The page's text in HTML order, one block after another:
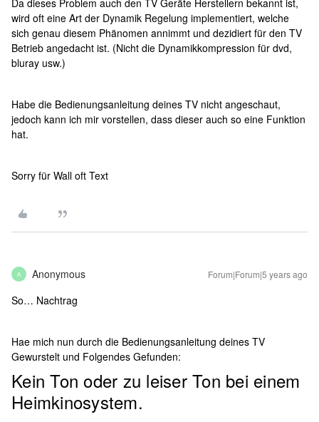
Da dieses Problem auch den TV Geräte Herstellern bekannt ist,
wird oft eine Art der Dynamik Regelung implementiert, welche
sich genau diesem Phänomen annimmt und dezidiert für den TV
Betrieb angedacht ist. (Nicht die Dynamikkompression für dvd,
bluray usw.)
Habe die Bedienungsanleitung deines TV nicht angeschaut,
jedoch kann ich mir vorstellen, dass dieser auch so eine Funktion
hat.
Sorry für Wall oft Text
A Anonymous Forum|Forum|5 years ago
So… Nachtrag
Hae mich nun durch die Bedienungsanleitung deines TV
Gewurstelt und Folgendes Gefunden:
Kein Ton oder zu leiser Ton bei einem
Heimkinosystem.